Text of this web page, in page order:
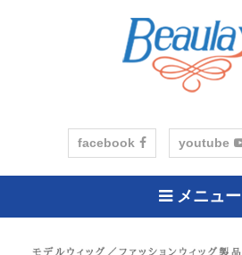
facebook youtube
メニュー